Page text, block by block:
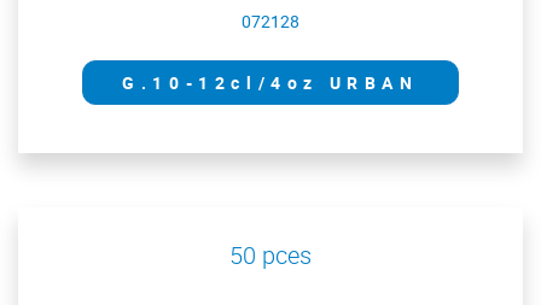
072128
G.10-12cl/4oz URBAN
50 pces